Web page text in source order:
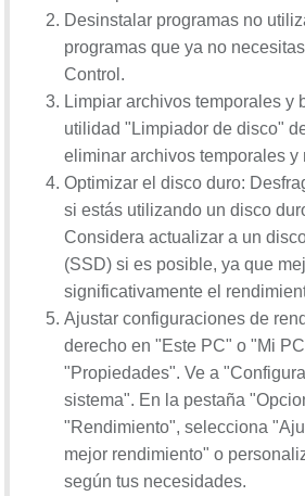
Desinstalar programas no
programas que ya no
Control.
Limpiar archivos temporales y
utilidad "Limpiador de disco"
eliminar archivos temporales y
Optimizar el disco duro:
si estás utilizando un disco
Considera actualizar a un
(SSD) si es posible, ya que
significativamente el
Ajustar configuraciones de
derecho en "Este PC" o "Mi
"Propiedades". Ve a
sistema". En la pestaña
"Rendimiento", selecciona
mejor rendimiento" o
según tus necesidades.